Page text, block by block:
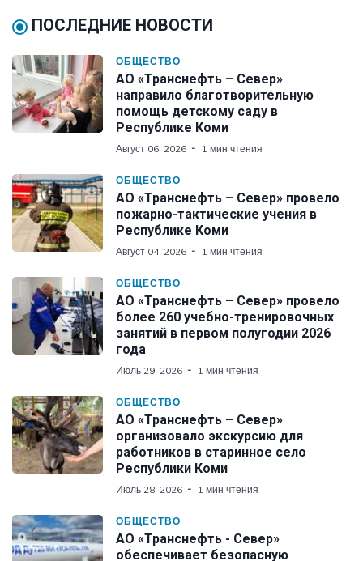
ПОСЛЕДНИЕ НОВОСТИ
ОБЩЕСТВО
АО «Транснефть – Север»
направило благотворительную
помощь детскому саду в
Республике Коми
Август 06, 2026 1 мин чтения
ОБЩЕСТВО
АО «Транснефть – Север» провело
пожарно-тактические учения в
Республике Коми
Август 04, 2026 1 мин чтения
ОБЩЕСТВО
АО «Транснефть – Север» провело
более 260 учебно-тренировочных
занятий в первом полугодии 2026
года
Июль 29, 2026 1 мин чтения
ОБЩЕСТВО
АО «Транснефть – Север»
организовало экскурсию для
работников в старинное село
Республики Коми
Июль 28, 2026 1 мин чтения
ОБЩЕСТВО
АО «Транснефть - Север»
обеспечивает безопасную